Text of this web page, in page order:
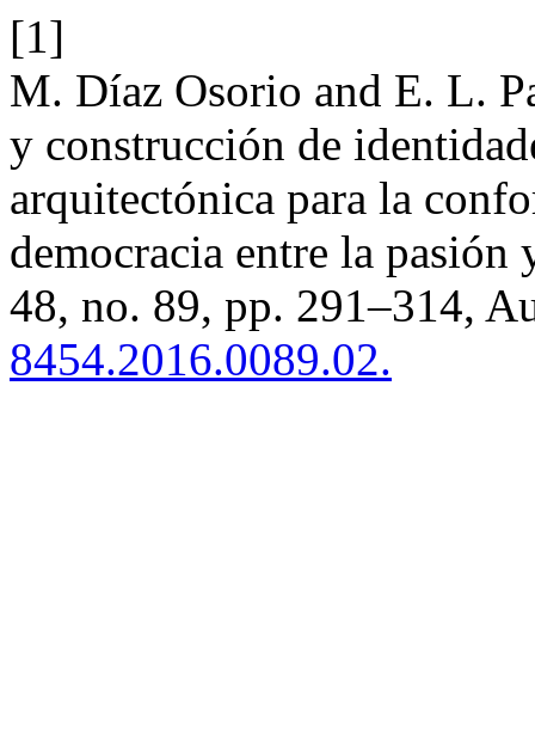
[1]
M. Díaz Osorio and E. L.
y construcción de
arquitectónica para la
democracia entre la
48, no. 89, pp. 291–314,
8454.2016.0089.02.